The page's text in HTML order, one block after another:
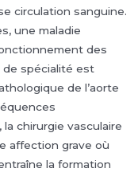
circulation sanguine.
une maladie
des
de spécialité est
de l’aorte
la chirurgie vasculaire
affection grave où
la formation